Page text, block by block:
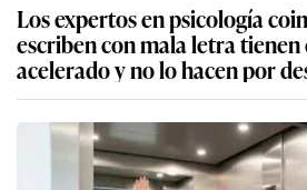
Los expertos en psicología
escriben con mala letra
acelerado y no lo hacen por